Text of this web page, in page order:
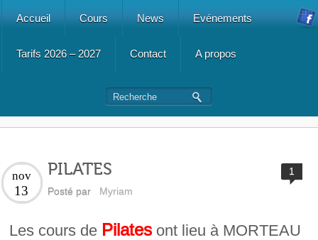
Accueil Cours News Evénements
Tarifs 2026 – 2027 Contact A propos
PILATES
nov
13 Posté par Myriam
1
Les cours de Pilatesont lieu à MORTEAU